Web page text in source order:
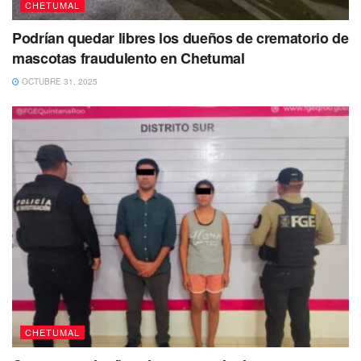
Tan solo en Othón P. Blanco y de acuerdo a las
estadísticas de la propia Sedatus, existen 14 colonias
irregulares como San Fernando, Los Palomos, Ciudad
Dzion, Ruby I, Santa Onoria, Mayab, Cordobés y Paraíso,
donde hay una población de 5 mil 640 familias que no
tienen viviendas dignas y menos servicios básicos.
También te puede interesar Leer
CHETUMAL
Podrían quedar libres los dueños de crematorio de
mascotas fraudulento en Chetumal
OCTUBRE 31, 2025
CHETUMAL